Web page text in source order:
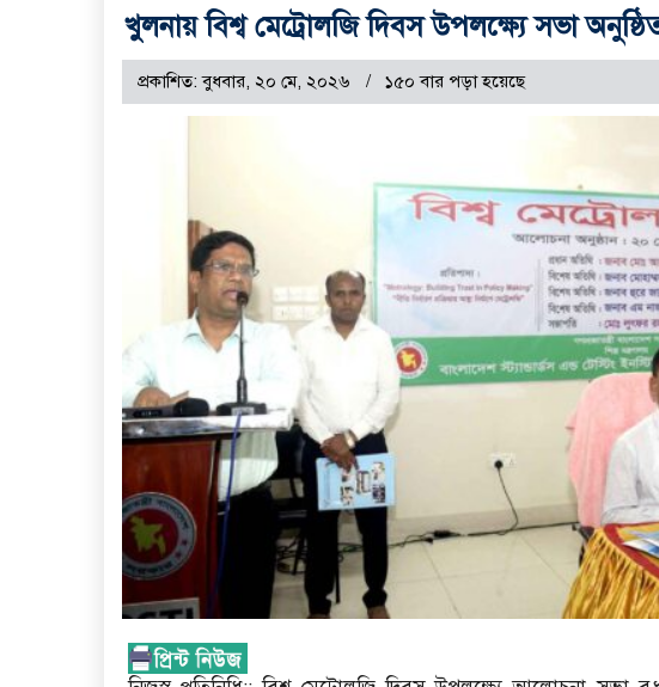
খুলনায় বিশ্ব মেট্রোলজি দিবস উপলক্ষ্যে সভা
প্রকাশিত: বুধবার, ২০ মে, ২০২৬ ১৫০ বার পড়া হয়েছে